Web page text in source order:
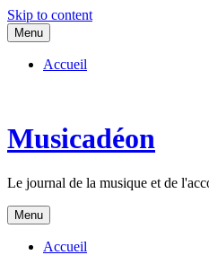
Skip to content
Menu
Accueil
Musicadéon
Le journal de la musique et de
Menu
Accueil